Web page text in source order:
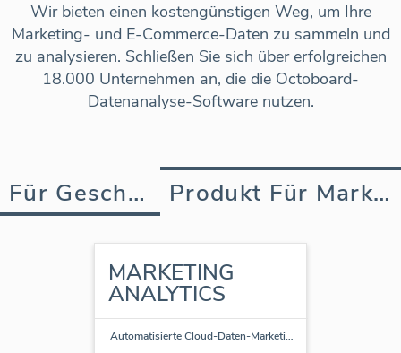
Wir bieten einen kostengünstigen Weg, um Ihre
Marketing- und E-Commerce-Daten zu sammeln und
zu analysieren. Schließen Sie sich über erfolgreichen
18.000 Unternehmen an, die die Octoboard-
Datenanalyse-Software nutzen.
Für Geschäft Produkt Für Marketing Agentur
MARKETING
ANALYTICS
Automatisierte Cloud-Daten-Marketi…